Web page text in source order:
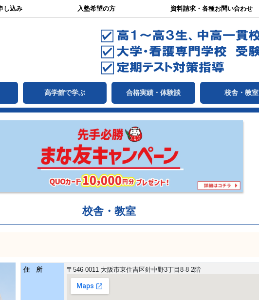
し込み 入塾希望の方 資料請求・各種お問い合わせ
高学館で学ぶ 合格実績・体験談 校舎・教室
校舎・教室
住 所 〒546-0011 大阪市東住吉区針中野3丁目8-8 2階